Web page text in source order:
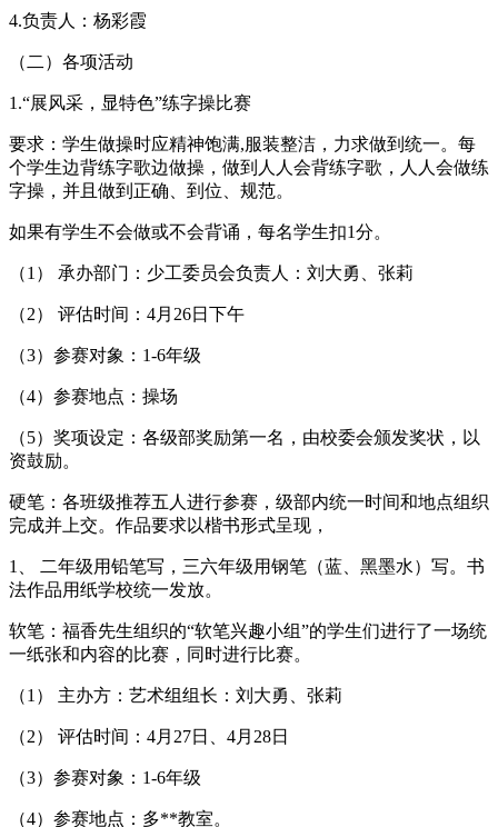
4.负责人：杨彩霞
（二）各项活动
1.“展风采，显特色”练字操比赛
要求：学生做操时应精神饱满,服装整洁，力求做到统一。每
个学生边背练字歌边做操，做到人人会背练字歌，人人会做练
字操，并且做到正确、到位、规范。
如果有学生不会做或不会背诵，每名学生扣1分。
（1） 承办部门：少工委员会负责人：刘大勇、张莉
（2） 评估时间：4月26日下午
（3）参赛对象：1-6年级
（4）参赛地点：操场
（5）奖项设定：各级部奖励第一名，由校委会颁发奖状，以
资鼓励。
硬笔：各班级推荐五人进行参赛，级部内统一时间和地点组织
完成并上交。作品要求以楷书形式呈现，
1、 二年级用铅笔写，三六年级用钢笔（蓝、黑墨水）写。书
法作品用纸学校统一发放。
软笔：福香先生组织的“软笔兴趣小组”的学生们进行了一场统
一纸张和内容的比赛，同时进行比赛。
（1） 主办方：艺术组组长：刘大勇、张莉
（2） 评估时间：4月27日、4月28日
（3）参赛对象：1-6年级
（4）参赛地点：多**教室。